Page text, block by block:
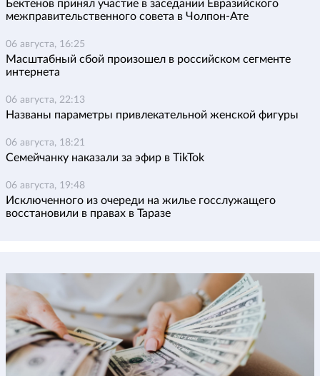
Бектенов принял участие в заседании Евразийского
межправительственного совета в Чолпон-Ате
06 августа, 16:25
Масштабный сбой произошел в российском сегменте
интернета
06 августа, 22:13
Названы параметры привлекательной женской фигуры
06 августа, 18:21
Семейчанку наказали за эфир в TikTok
06 августа, 19:48
Исключенного из очереди на жилье госслужащего
восстановили в правах в Таразе